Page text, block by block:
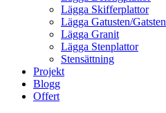
Lägga Skifferplattor
Lägga Gatusten/Gatsten
Lägga Granit
Lägga Stenplattor
Stensättning
Projekt
Blogg
Offert